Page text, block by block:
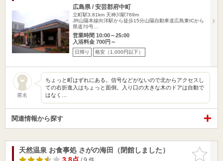
広島県 / 安芸郡府中町
立町駅3.81km 天神川駅769m
JR山陽本線向洋駅から徒歩15分山陽自動車道広島東ICから
県道70号…
営業時間 10:00～25:00
入浴料金 700円～
日帰り 格安（1,000円以下）
匿名
ちょっと町はずれにある。信号などがないので北からアクセスし
ての右折進入はちょっと面倒。入り口の大きな木のドアは自動で
はなく…
関連情報から探す
お気に入
りに追加
天然温泉 お食事処 さがの海田（閉館しました）